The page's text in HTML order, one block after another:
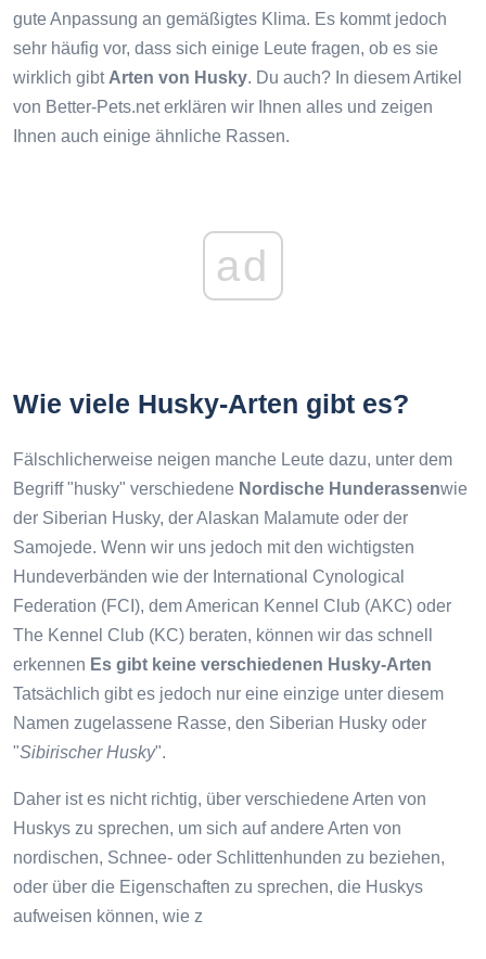
gute Anpassung an gemäßigtes Klima. Es kommt jedoch
sehr häufig vor, dass sich einige Leute fragen, ob es sie
wirklich gibt Arten von Husky. Du auch? In diesem Artikel
von Better-Pets.net erklären wir Ihnen alles und zeigen
Ihnen auch einige ähnliche Rassen.
ad
Wie viele Husky-Arten gibt es?
Fälschlicherweise neigen manche Leute dazu, unter dem
Begriff "husky" verschiedene Nordische Hunderassenwie
der Siberian Husky, der Alaskan Malamute oder der
Samojede. Wenn wir uns jedoch mit den wichtigsten
Hundeverbänden wie der International Cynological
Federation (FCI), dem American Kennel Club (AKC) oder
The Kennel Club (KC) beraten, können wir das schnell
erkennen Es gibt keine verschiedenen Husky-Arten
Tatsächlich gibt es jedoch nur eine einzige unter diesem
Namen zugelassene Rasse, den Siberian Husky oder
"Sibirischer Husky".
Daher ist es nicht richtig, über verschiedene Arten von
Huskys zu sprechen, um sich auf andere Arten von
nordischen, Schnee- oder Schlittenhunden zu beziehen,
oder über die Eigenschaften zu sprechen, die Huskys
aufweisen können, wie z